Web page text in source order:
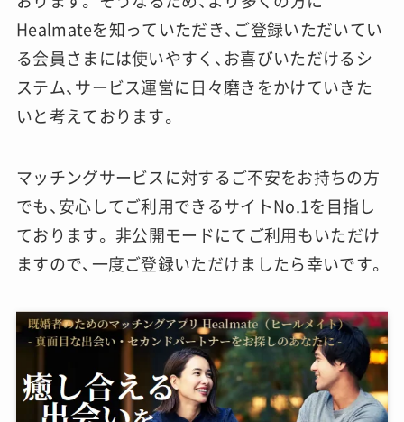
Healmateを知っていただき、ご登録いただいてい
る会員さまには使いやすく、お喜びいただけるシ
ステム、サービス運営に日々磨きをかけていきた
いと考えております。
マッチングサービスに対するご不安をお持ちの方
でも、安心してご利用できるサイトNo.1を目指し
ております。 非公開モードにてご利用もいただけ
ますので、一度ご登録いただけましたら幸いです。